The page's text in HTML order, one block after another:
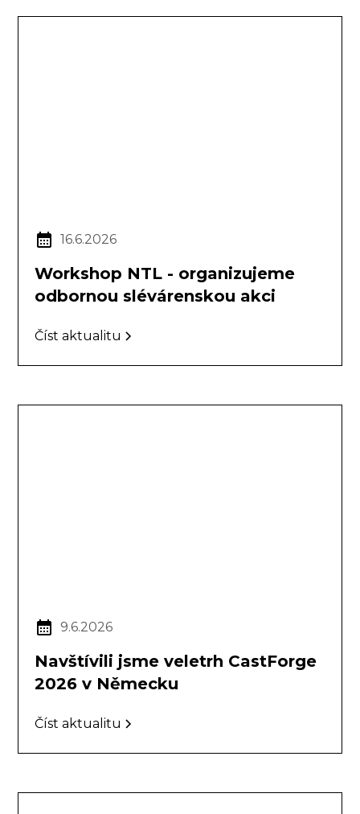
16.6.2026
Workshop NTL - organizujeme
odbornou slévárenskou akci
Číst aktualitu
9.6.2026
Navštívili jsme veletrh CastForge
2026 v Německu
Číst aktualitu